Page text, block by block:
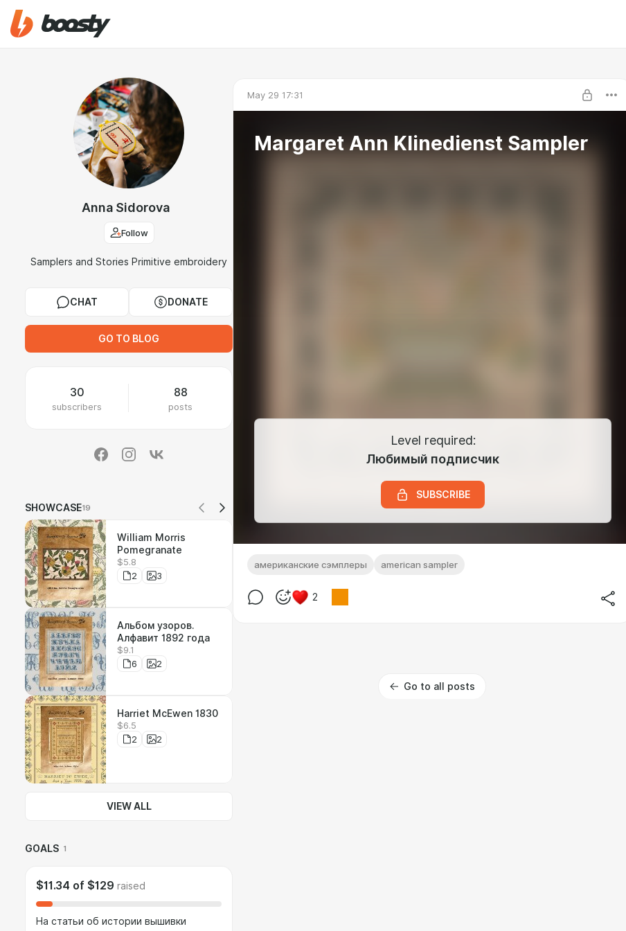
Anna Sidorova
Follow
Samplers and Stories Primitive embroidery
CHAT DONATE
GO TO BLOG
30
subscribers
88
posts
SHOWCASE19
William Morris
Pomegranate
$5.8
2
3
Альбом узоров.
Алфавит 1892 года
$9.1
6
2
Harriet McEwen 1830
$6.5
2
2
VIEW ALL
GOALS 1
$11.34 of $129 raised
На статьи об истории вышивки
May 29 17:31
Margaret Ann Klinedienst Sampler
Level required:
Любимый подписчик
SUBSCRIBE
американские сэмплеры american sampler
2
Go to all posts